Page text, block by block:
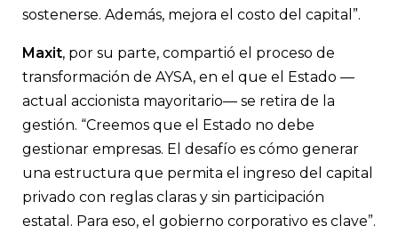
sostenerse. Además, mejora el costo del capital”.
Maxit, por su parte, compartió el proceso de
transformación de AYSA, en el que el Estado —
actual accionista mayoritario— se retira de la
gestión. “Creemos que el Estado no debe
gestionar empresas. El desafío es cómo generar
una estructura que permita el ingreso del capital
privado con reglas claras y sin participación
estatal. Para eso, el gobierno corporativo es clave”.